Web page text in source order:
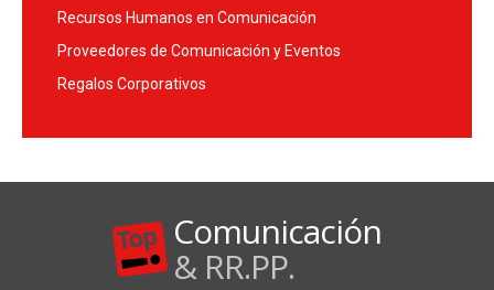
Recursos Humanos en Comunicación
Proveedores de Comunicación y Eventos
Regalos Corporativos
Comunicación
& RR.PP.